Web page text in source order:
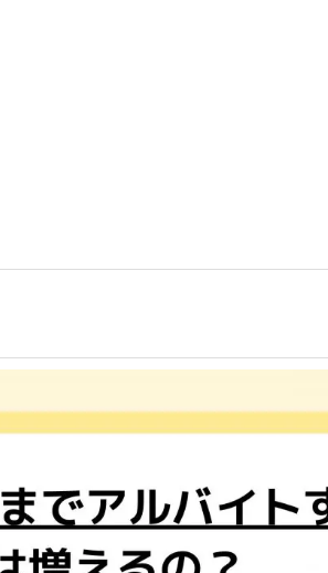
の暮らしにどのような影響を与えるかという視点
取得者を中心に「お金や暮らし」に関する書籍・雑
線のコンテンツを追求しています。
スト、キャリアコンサルタントなど150名以上の有
ンなどの話をわかりやすく発信している点です。
た執筆者・監修者による執筆体制を築くことで、内
ています。